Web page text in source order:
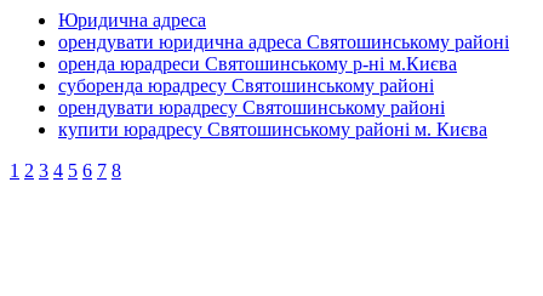
Юридична адреса
орендувати юридична адреса Святошинському районі
оренда юрадреси Святошинському р-ні м.Києва
суборенда юрадресу Святошинському районі
орендувати юрадресу Святошинському районі
купити юрадресу Святошинському районі м. Києва
1 2 3 4 5 6 7 8